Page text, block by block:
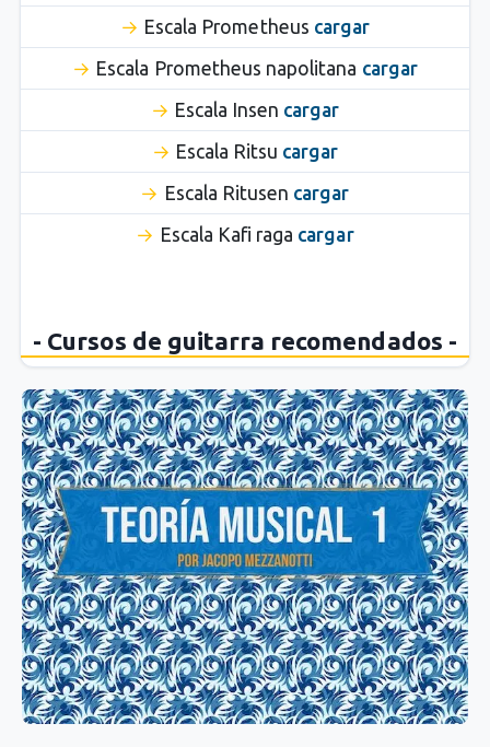
Escala Prometheus cargar
Escala Prometheus napolitana cargar
Escala Insen cargar
Escala Ritsu cargar
Escala Ritusen cargar
Escala Kafi raga cargar
- Cursos de guitarra recomendados -